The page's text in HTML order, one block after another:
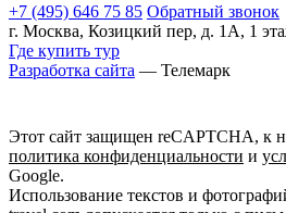
+7 (495) 646 75 85 Обратный звонок
г. Москва, Козицкий пер, д. 1А, 1
Где купить тур
Разработка сайта — Телемарк
Этот сайт защищен reCAPTCHA, к
политика конфиденциальности и
Google.
Использование текстов и